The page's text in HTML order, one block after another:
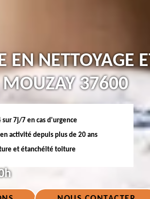
EN NETTOYAGE
MOUZAY 37600
7j/7 en cas d'urgence
activité depuis plus de 20 ans
et étanchéité toiture